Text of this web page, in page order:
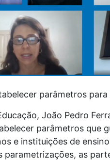
parâmetros
João Pedro
parâmetros que
e instituições de
parametrizações, as